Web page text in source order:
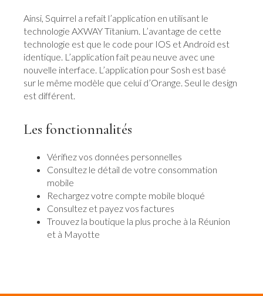
Ainsi, Squirrel a refait l’application en utilisant le
technologie AXWAY Titanium. L’avantage de cette
technologie est que le code pour IOS et Android est
identique. L’application fait peau neuve avec une
nouvelle interface. L’application pour Sosh est basé
sur le même modèle que celui d’Orange. Seul le design
est différent.
Les fonctionnalités
Vérifiez vos données personnelles
Consultez le détail de votre consommation
mobile
Rechargez votre compte mobile bloqué
Consultez et payez vos factures
Trouvez la boutique la plus proche à la Réunion
et à Mayotte